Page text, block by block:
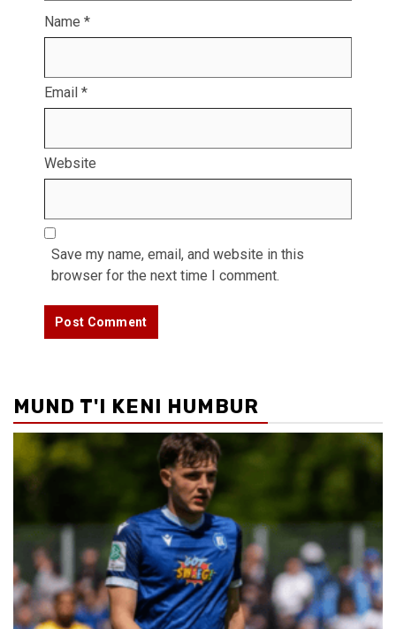
Name *
Email *
Website
Save my name, email, and website in this
browser for the next time I comment.
MUND T'I KENI HUMBUR